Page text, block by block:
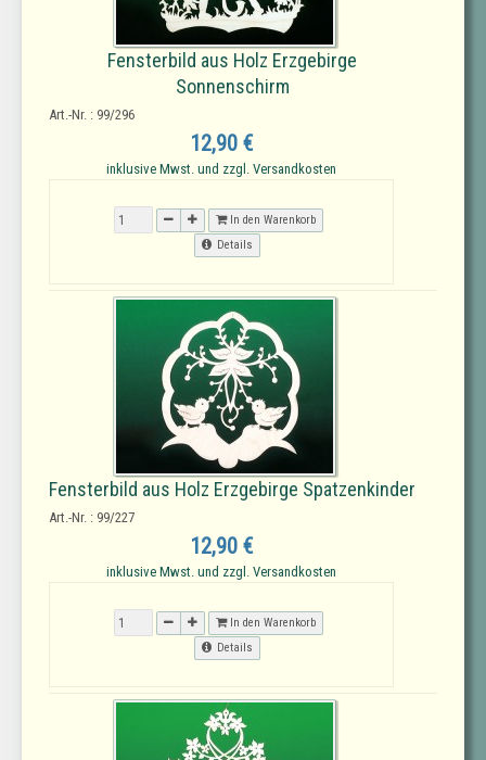
Fensterbild aus Holz Erzgebirge
Sonnenschirm
Art.-Nr. : 99/296
12,90 €
inklusive Mwst. und zzgl. Versandkosten
In den Warenkorb
Details
Fensterbild aus Holz Erzgebirge Spatzenkinder
Art.-Nr. : 99/227
12,90 €
inklusive Mwst. und zzgl. Versandkosten
In den Warenkorb
Details